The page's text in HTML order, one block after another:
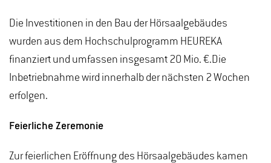
Die Investitionen in den Bau der Hörsaalgebäudes
wurden aus dem Hochschulprogramm HEUREKA
finanziert und umfassen insgesamt 20 Mio. €.Die
Inbetriebnahme wird innerhalb der nächsten 2 Wochen
erfolgen.
Feierliche Zeremonie
Zur feierlichen Eröffnung des Hörsaalgebäudes kamen